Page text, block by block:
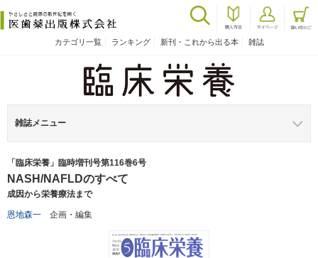
カテゴリ一覧 ランキング 新刊・これから出る本 雑誌
雑誌メニュー
「臨床栄養」臨時増刊号第116巻6号
NASH/NAFLDのすべて
成因から栄養療法まで
恩地森一 企画・編集